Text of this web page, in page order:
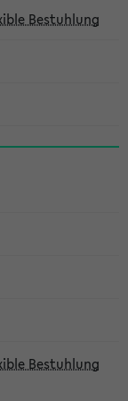
Bestuhlung
Bestuhlung